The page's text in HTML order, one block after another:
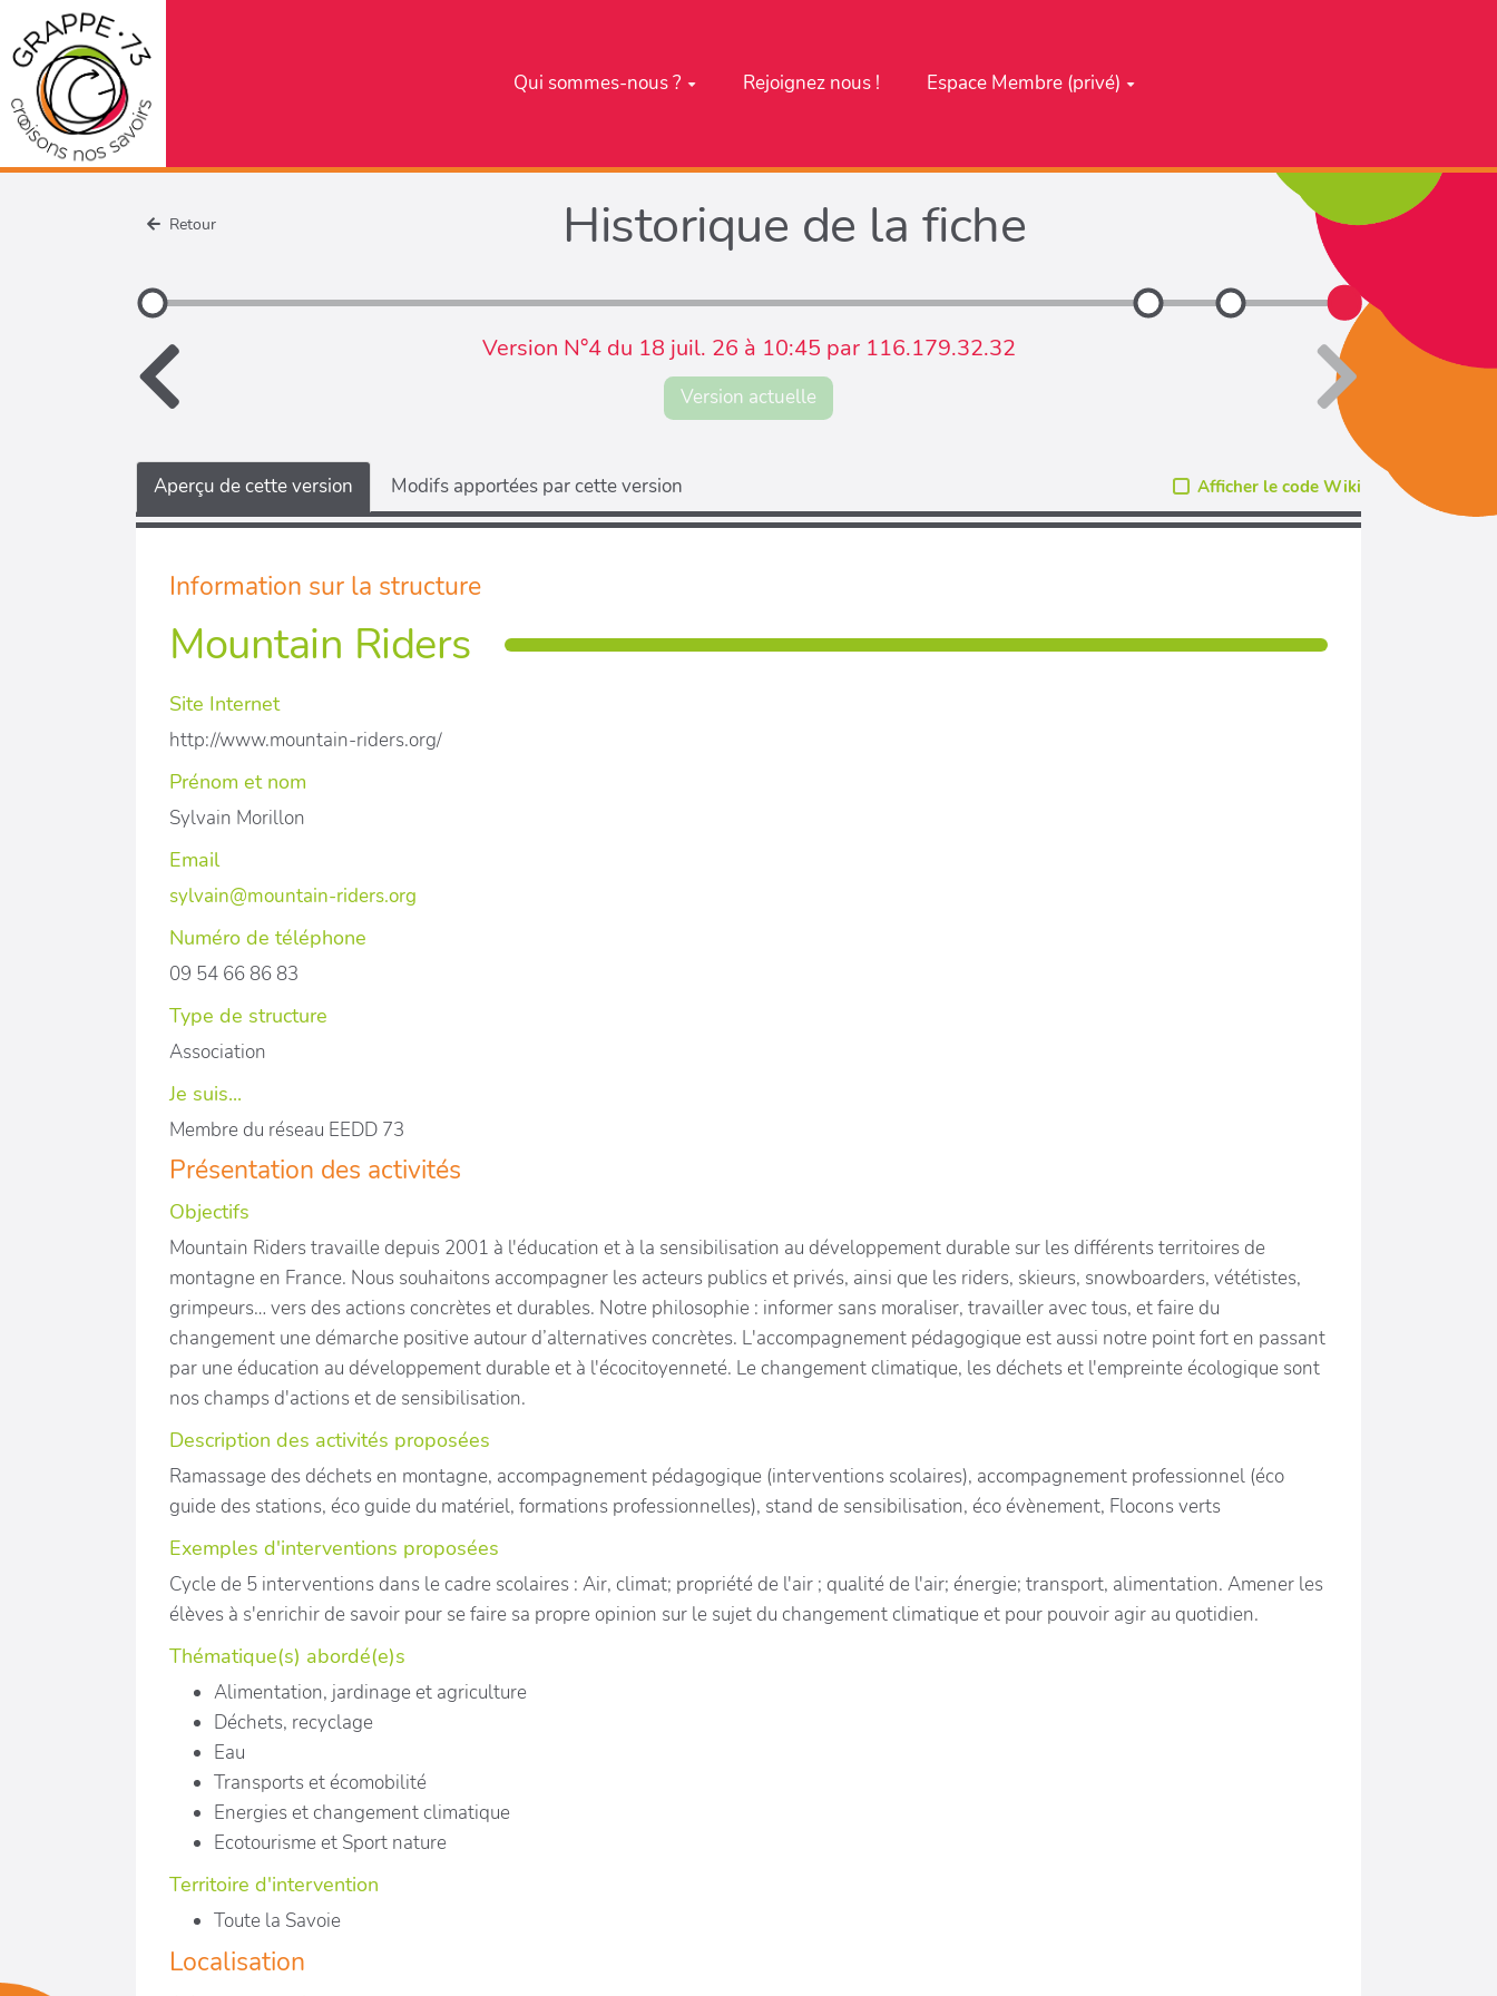
Qui sommes-nous ? Rejoignez nous ! Espace Membre (privé)
Retour Historique de la fiche
Version N°4 du 18 juil. 26 à 10:45 par 116.179.32.32
Version actuelle
Aperçu de cette version Modifs apportées par cette version Afficher le code Wiki
Information sur la structure
Mountain Riders
Site Internet
http://www.mountain-riders.org/
Prénom et nom
Sylvain Morillon
Email
sylvain@mountain-riders.org
Numéro de téléphone
09 54 66 86 83
Type de structure
Association
Je suis...
Membre du réseau EEDD 73
Présentation des activités
Objectifs
Mountain Riders travaille depuis 2001 à l'éducation et à la sensibilisation au développement durable sur les différents territoires de
montagne en France. Nous souhaitons accompagner les acteurs publics et privés, ainsi que les riders, skieurs, snowboarders, vététistes,
grimpeurs… vers des actions concrètes et durables. Notre philosophie : informer sans moraliser, travailler avec tous, et faire du
changement une démarche positive autour d’alternatives concrètes. L'accompagnement pédagogique est aussi notre point fort en passant
par une éducation au développement durable et à l'écocitoyenneté. Le changement climatique, les déchets et l'empreinte écologique sont
nos champs d'actions et de sensibilisation.
Description des activités proposées
Ramassage des déchets en montagne, accompagnement pédagogique (interventions scolaires), accompagnement professionnel (éco
guide des stations, éco guide du matériel, formations professionnelles), stand de sensibilisation, éco évènement, Flocons verts
Exemples d'interventions proposées
Cycle de 5 interventions dans le cadre scolaires : Air, climat; propriété de l'air ; qualité de l'air; énergie; transport, alimentation. Amener les
élèves à s'enrichir de savoir pour se faire sa propre opinion sur le sujet du changement climatique et pour pouvoir agir au quotidien.
Thématique(s) abordé(e)s
Alimentation, jardinage et agriculture
Déchets, recyclage
Eau
Transports et écomobilité
Energies et changement climatique
Ecotourisme et Sport nature
Territoire d'intervention
Toute la Savoie
Localisation